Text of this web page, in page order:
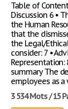
Table of
Discussion 6 •
the Human
that the
the Legal/
consider: 7 •
Representation:
summary The
employees as a
3 534 Mots / 15